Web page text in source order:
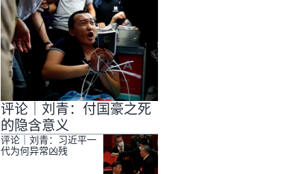
评论｜刘青：付国豪之死
的隐含意义
评论｜刘青：习近平一
代为何异常凶残